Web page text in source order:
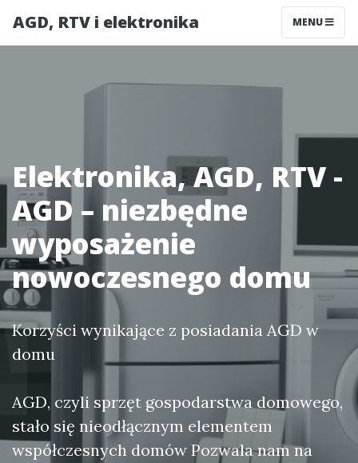
AGD, RTV i elektronika MENU
Elektronika, AGD, RTV -
AGD – niezbędne
wyposażenie
nowoczesnego domu
Korzyści wynikające z posiadania AGD w
domu
AGD, czyli sprzęt gospodarstwa domowego,
stało się nieodłącznym elementem
współczesnych domów Pozwala nam na